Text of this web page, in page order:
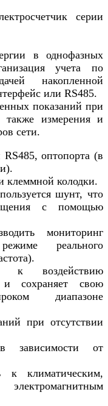
серии
в однофазных
учета по
накопленной
или RS485.
показаний при
также измерения и
сети.
оптопорта (в
клеммной колодки.
шунт, что
с помощью
мониторинг
реального
к воздействию
и сохраняет свою
диапазоне
при отсутствии
зависимости от
к климатическим,